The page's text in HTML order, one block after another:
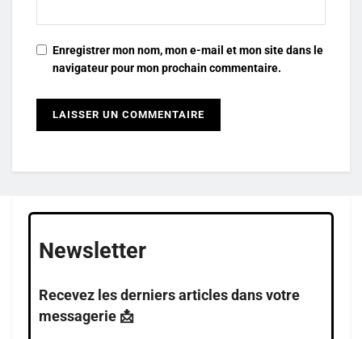
Enregistrer mon nom, mon e-mail et mon site dans le
navigateur pour mon prochain commentaire.
Newsletter
Recevez les derniers articles dans votre
messagerie 📩